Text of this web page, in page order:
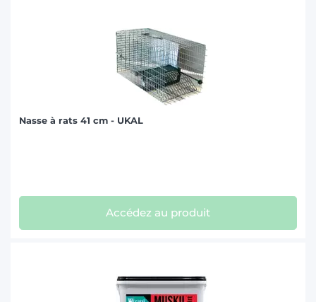
Nasse à rats 41 cm - UKAL
Accédez au produit